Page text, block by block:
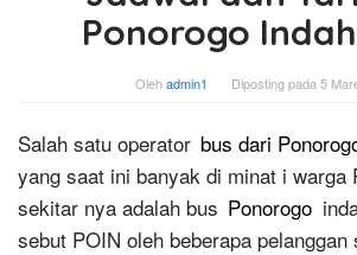
Ponorogo
Olehadmin1 Diposting pada 5
Salah satu operator bus dari
yang saat ini banyak di minat i warga
sekitar nya adalah bus Ponorogo
sebut POIN oleh beberapa pelanggan